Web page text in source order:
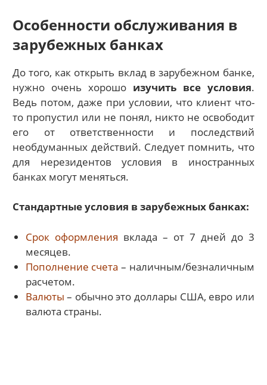
Особенности обслуживания в
зарубежных банках
До того, как открыть вклад в зарубежном банке,
нужно очень хорошо изучить все условия.
Ведь потом, даже при условии, что клиент что-
то пропустил или не понял, никто не освободит
его от ответственности и последствий
необдуманных действий. Следует помнить, что
для нерезидентов условия в иностранных
банках могут меняться.
Стандартные условия в зарубежных банках:
Срок оформления вклада – от 7 дней до 3
месяцев.
Пополнение счета – наличным/безналичным
расчетом.
Валюты – обычно это доллары США, евро или
валюта страны.